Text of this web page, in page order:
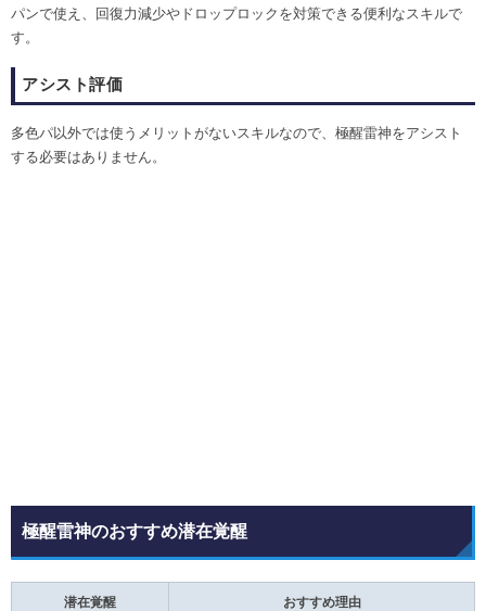
パンで使え、回復力減少やドロップロックを対策できる便利なスキルで
す。
アシスト評価
多色パ以外では使うメリットがないスキルなので、極醒雷神をアシスト
する必要はありません。
極醒雷神のおすすめ潜在覚醒
潜在覚醒 おすすめ理由